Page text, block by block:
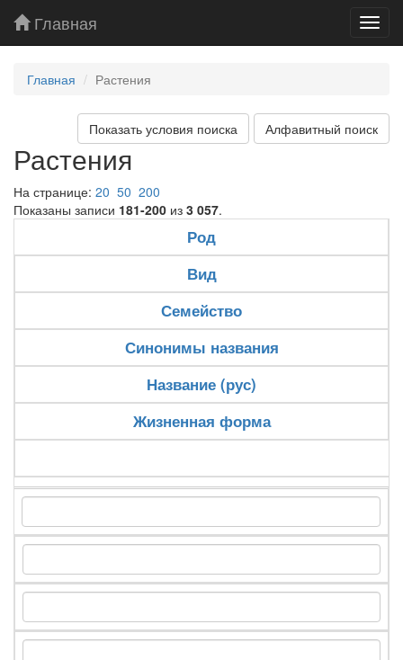
Главная
Главная Растения
Показать условия поиска Алфавитный поиск
Растения
На странице: 20 50 200
Показаны записи 181-200 из 3 057.
Род
Вид
Семейство
Синонимы названия
Название (рус)
Жизненная форма